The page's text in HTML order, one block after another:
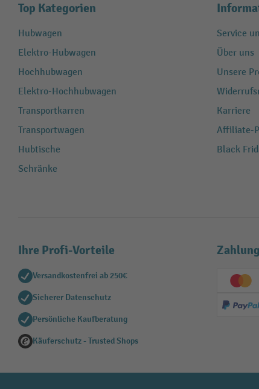
Top Kategorien
Hubwagen
Elektro-Hubwagen
Hochhubwagen
Elektro-Hochhubwagen
Transportkarren
Transportwagen
Hubtische
Schränke
Service
Über uns
Unsere
Karriere
Affiliate-
Black
Ihre Profi-Vorteile
Versandkostenfrei ab 250€
Sicherer Datenschutz
Persönliche Kaufberatung
Käuferschutz - Trusted Shops